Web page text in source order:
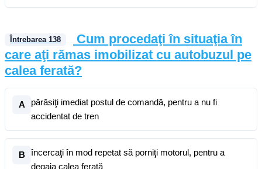
Întrebarea 138
Cum procedaţi în situaţia în
care aţi rămas imobilizat cu autobuzul pe
calea ferată?
A
părăsiţi imediat postul de comandă, pentru a nu fi
accidentat de tren
B
încercaţi în mod repetat să porniţi motorul, pentru a
degaja calea ferată